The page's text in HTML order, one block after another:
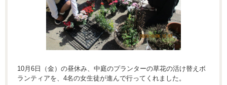
10月6日（金）の昼休み、中庭のプランターの草花の活け替えボ
ランティアを、4名の女生徒が進んで行ってくれました。